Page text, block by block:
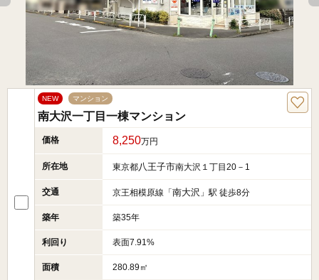
NEW マンション
南大沢一丁目一棟マンション
価格 8,250万円
所在地 東京都八王子市南大沢１丁目20－1
交通 京王相模原線「 南大沢 」駅 徒歩8分
築年 築35年
利回り 表面7.91%
面積 280.89㎡